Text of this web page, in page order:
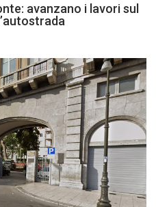
avanzano i lavori sul